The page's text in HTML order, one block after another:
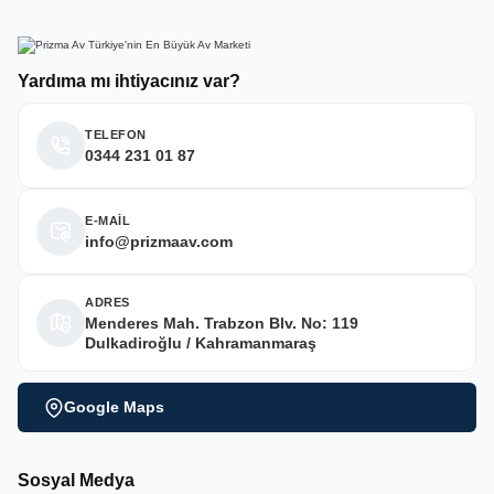
Yardıma mı ihtiyacınız var?
TELEFON
0344 231 01 87
E-MAİL
info@prizmaav.com
ADRES
Menderes Mah. Trabzon Blv. No: 119
Dulkadiroğlu / Kahramanmaraş
Google Maps
Sosyal Medya